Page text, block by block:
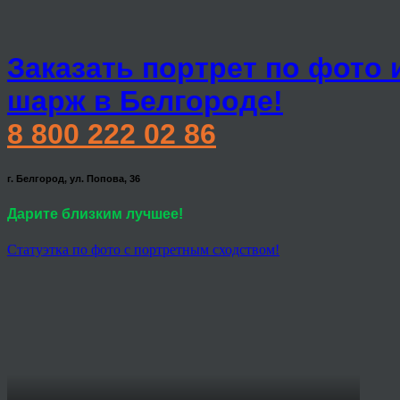
Заказать портрет по фото
шарж в Белгороде!
8 800 222 02 86
г. Белгород, ул. Попова, 36
Дарите близким лучшее!
Статуэтка по фото с портретным сходством!